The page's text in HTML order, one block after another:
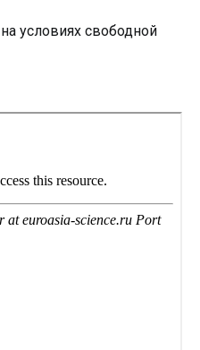
условиях свободной